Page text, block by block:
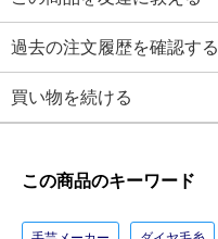
過去の注文履歴を確認する
買い物を続ける
この商品のキーワード